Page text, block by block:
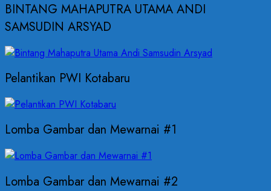
BINTANG MAHAPUTRA UTAMA ANDI
SAMSUDIN ARSYAD
Pelantikan PWI Kotabaru
Lomba Gambar dan Mewarnai #1
Lomba Gambar dan Mewarnai #2